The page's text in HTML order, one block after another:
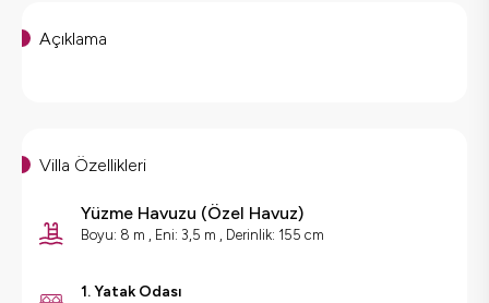
Açıklama
Villa Özellikleri
Yüzme Havuzu (Özel Havuz)
Boyu: 8 m , Eni: 3,5 m , Derinlik: 155 cm
1. Yatak Odası